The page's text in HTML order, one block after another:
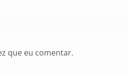
que eu comentar.